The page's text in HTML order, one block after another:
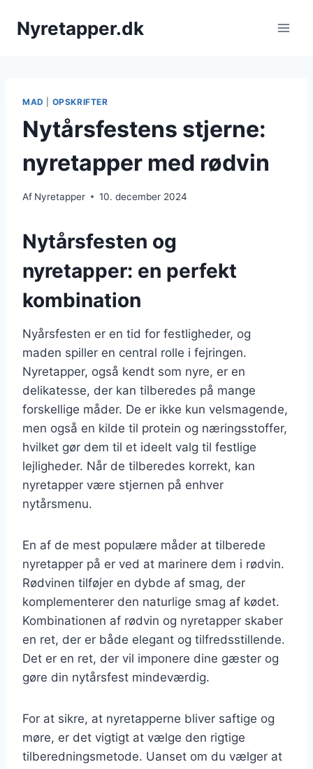
Nyretapper.dk
MAD OPSKRIFTER
Nytårsfestens stjerne:
nyretapper med rødvin
Af Nyretapper 10. december 2024
Nytårsfesten og
nyretapper: en perfekt
kombination
Nyårsfesten er en tid for festligheder, og
maden spiller en central rolle i fejringen.
Nyretapper, også kendt som nyre, er en
delikatesse, der kan tilberedes på mange
forskellige måder. De er ikke kun velsmagende,
men også en kilde til protein og næringsstoffer,
hvilket gør dem til et ideelt valg til festlige
lejligheder. Når de tilberedes korrekt, kan
nyretapper være stjernen på enhver
nytårsmenu.
En af de mest populære måder at tilberede
nyretapper på er ved at marinere dem i rødvin.
Rødvinen tilføjer en dybde af smag, der
komplementerer den naturlige smag af kødet.
Kombinationen af rødvin og nyretapper skaber
en ret, der er både elegant og tilfredsstillende.
Det er en ret, der vil imponere dine gæster og
gøre din nytårsfest mindeværdig.
For at sikre, at nyretapperne bliver saftige og
møre, er det vigtigt at vælge den rigtige
tilberedningsmetode. Uanset om du vælger at